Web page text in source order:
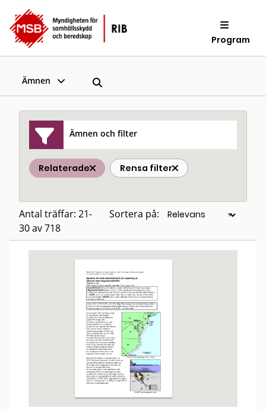
Program
Ämnen
Ämnen och filter
Relaterade Rensa filter
Antal träffar: 21-
30 av 718
Sortera på: